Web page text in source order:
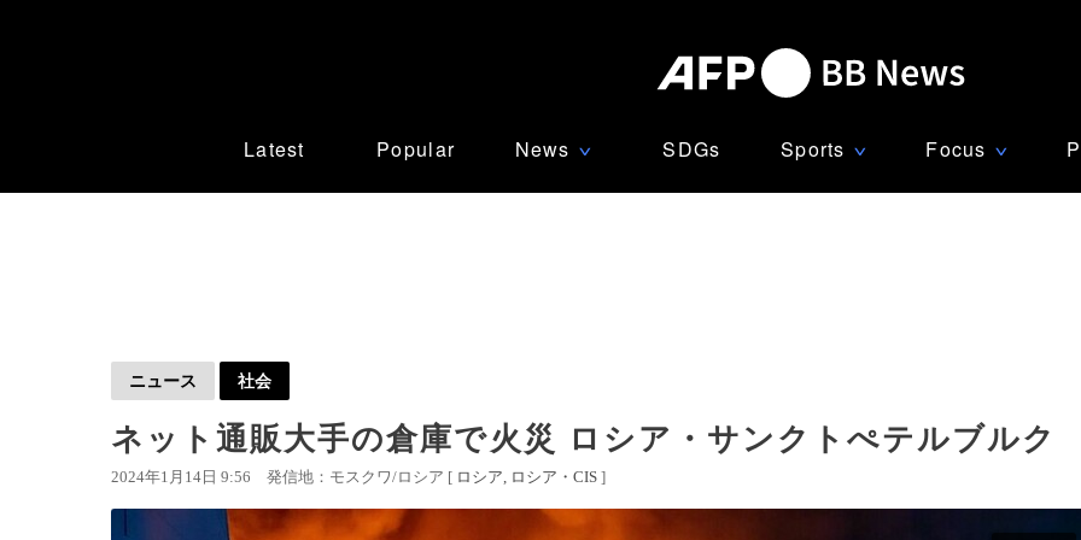
Latest Popular News ∨ SDGs Sports ∨ Focus ∨
ニュース 社会
ネット通販大手の倉庫で火災 ロシア・サンクトぺテルブルク
2024年1月14日 9:56 発信地：モスクワ/ロシア [ ロシア ロシア・CIS ]